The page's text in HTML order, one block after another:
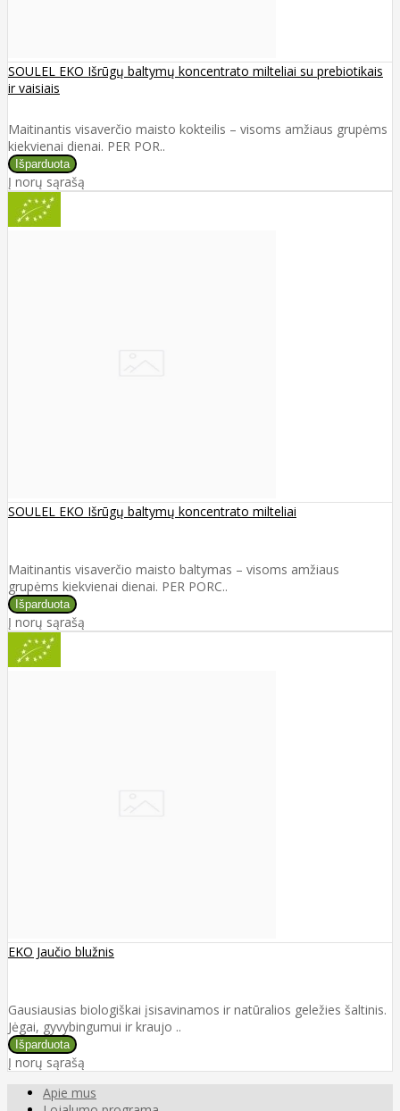
SOULEL EKO Išrūgų baltymų koncentrato milteliai su prebiotikais
ir vaisiais
Maitinantis visaverčio maisto kokteilis – visoms amžiaus grupėms
kiekvienai dienai. PER POR..
Į norų sąrašą
SOULEL EKO Išrūgų baltymų koncentrato milteliai
Maitinantis visaverčio maisto baltymas – visoms amžiaus
grupėms kiekvienai dienai. PER PORC..
Į norų sąrašą
EKO Jaučio blužnis
Gausiausias biologiškai įsisavinamos ir natūralios geležies šaltinis.
Jėgai, gyvybingumui ir kraujo ..
Į norų sąrašą
Apie mus